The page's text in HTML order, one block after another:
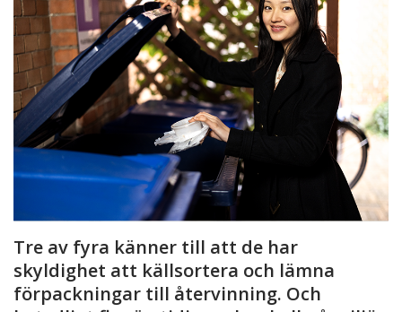
Tre av fyra känner till att de har
skyldighet att källsortera och lämna
förpackningar till återvinning. Och